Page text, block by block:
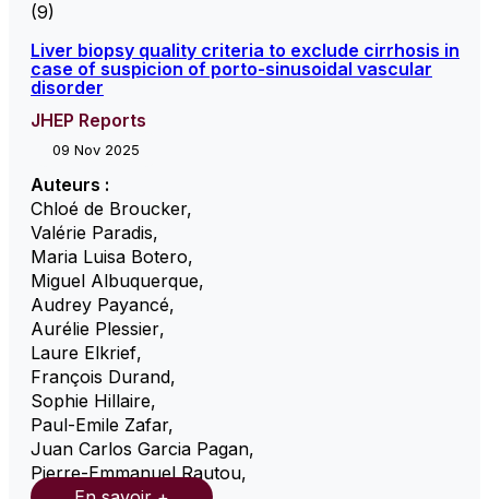
(9)
Liver biopsy quality criteria to exclude cirrhosis in
case of suspicion of porto-sinusoidal vascular
disorder
JHEP Reports
09 Nov 2025
Auteurs :
Chloé de Broucker,
Valérie Paradis,
Maria Luisa Botero,
Miguel Albuquerque,
Audrey Payancé,
Aurélie Plessier,
Laure Elkrief,
François Durand,
Sophie Hillaire,
Paul-Emile Zafar,
Juan Carlos Garcia Pagan,
Pierre-Emmanuel Rautou,